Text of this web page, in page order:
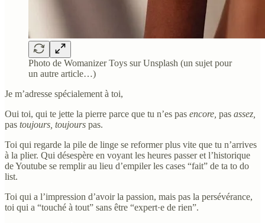
Photo de Womanizer Toys sur Unsplash (un sujet pour
un autre article…)
Je m’adresse spécialement à toi,
Oui toi, qui te jette la pierre parce que tu n’es pas encore, pas assez,
pas toujours, toujours pas.
Toi qui regarde la pile de linge se reformer plus vite que tu n’arrives
à la plier. Qui désespère en voyant les heures passer et l’historique
de Youtube se remplir au lieu d’empiler les cases “fait” de ta to do
list.
Toi qui a l’impression d’avoir la passion, mais pas la persévérance,
toi qui a “touché à tout” sans être “expert·e de rien”.